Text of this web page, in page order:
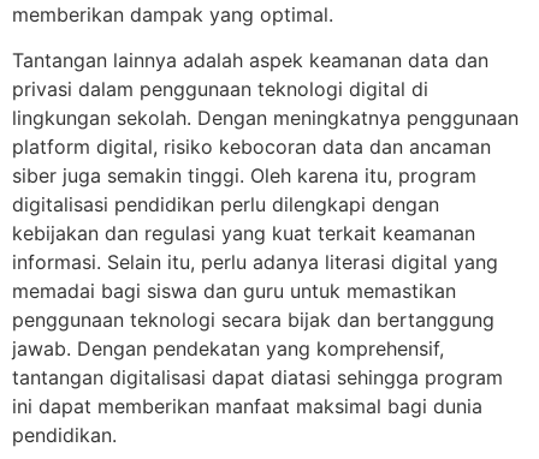
memberikan dampak yang optimal.
Tantangan lainnya adalah aspek keamanan data dan
privasi dalam penggunaan teknologi digital di
lingkungan sekolah. Dengan meningkatnya penggunaan
platform digital, risiko kebocoran data dan ancaman
siber juga semakin tinggi. Oleh karena itu, program
digitalisasi pendidikan perlu dilengkapi dengan
kebijakan dan regulasi yang kuat terkait keamanan
informasi. Selain itu, perlu adanya literasi digital yang
memadai bagi siswa dan guru untuk memastikan
penggunaan teknologi secara bijak dan bertanggung
jawab. Dengan pendekatan yang komprehensif,
tantangan digitalisasi dapat diatasi sehingga program
ini dapat memberikan manfaat maksimal bagi dunia
pendidikan.